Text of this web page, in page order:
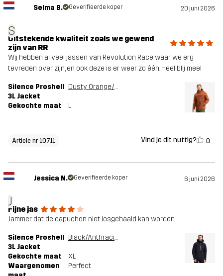
S
Selma B. Geverifieerde koper 20 juni 2026
Uitstekende kwaliteit zoals we gewend
zijn van RR
Wij hebben al veel jassen van Revolution Race waar we erg
tevreden over zijn, en ook deze is er weer zo één. Heel blij mee!
Silence Proshell
3L Jacket
Dusty Orange/Rusty Walnut
Gekochte maat L
Article nr 10711 Vind je dit nuttig? 0
J
Jessica N. Geverifieerde koper 6 juni 2026
Fijne jas
Jammer dat de capuchon niet losgehaald kan worden
Silence Proshell
3L Jacket
Black/Anthracite
Gekochte maat
XL
Waargenomen
Perfect